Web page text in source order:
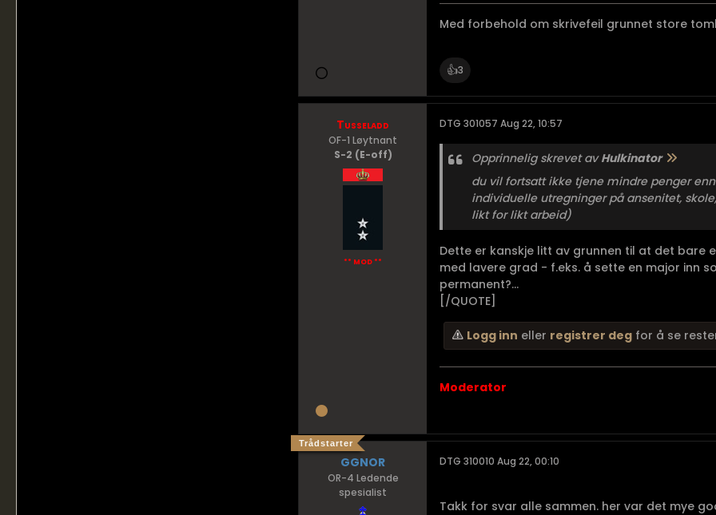
Med forbehold om skrivefeil grunnet store
👍3
Tusseladd
OF-1 Løytnant
S-2 (E-off)
** MOD **
DTG 301057 Aug 22, 10:57
Opprinnelig skrevet avHulkinator
du vil fortsatt ikke tjene mindre penger
individuelle utregninger på ansenitet,
likt for likt arbeid)
Dette er kanskje litt av grunnen til at det bare
med lavere grad - f.eks. å sette en major inn
permanent?...
[/QUOTE]
Logg inn eller registrer deg for å se
Moderator
GGNOR
Trådstarter
OR-4 Ledende
spesialist
DTG 310010 Aug 22, 00:10
Takk for svar alle sammen. her var det mye